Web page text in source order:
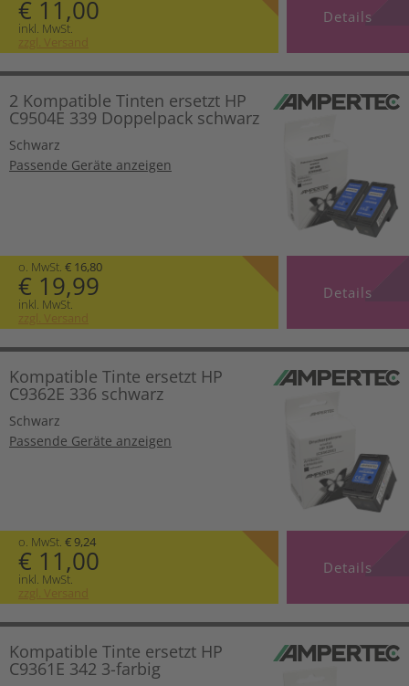
€ 11,00
inkl. MwSt.
zzgl. Versand
Details
2 Kompatible Tinten ersetzt HP
C9504E 339 Doppelpack schwarz
Schwarz
Passende Geräte anzeigen
o. MwSt. € 16,80
€ 19,99
inkl. MwSt.
zzgl. Versand
Details
Kompatible Tinte ersetzt HP
C9362E 336 schwarz
Schwarz
Passende Geräte anzeigen
o. MwSt. € 9,24
€ 11,00
inkl. MwSt.
zzgl. Versand
Details
Kompatible Tinte ersetzt HP
C9361E 342 3-farbig